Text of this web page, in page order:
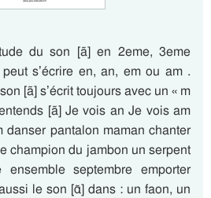
du son [ã] en 2eme, 3eme
s’écrire en, an, em ou am .
[ã] s’écrit toujours avec un « m
[ã] Je vois an Je vois am
pantalon maman chanter
champion du jambon un serpent
septembre emporter
le son [ɑ̃] dans : un faon, un